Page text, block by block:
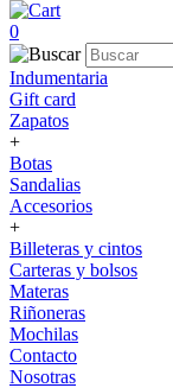
0
Indumentaria
Gift card
Zapatos
+
Botas
Sandalias
Accesorios
+
Billeteras y cintos
Carteras y bolsos
Materas
Riñoneras
Mochilas
Contacto
Nosotras